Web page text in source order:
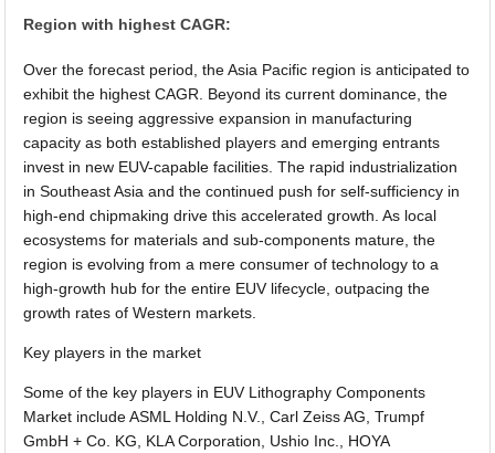
Region with highest CAGR:
Over the forecast period, the Asia Pacific region is anticipated to
exhibit the highest CAGR. Beyond its current dominance, the
region is seeing aggressive expansion in manufacturing
capacity as both established players and emerging entrants
invest in new EUV-capable facilities. The rapid industrialization
in Southeast Asia and the continued push for self-sufficiency in
high-end chipmaking drive this accelerated growth. As local
ecosystems for materials and sub-components mature, the
region is evolving from a mere consumer of technology to a
high-growth hub for the entire EUV lifecycle, outpacing the
growth rates of Western markets.
Key players in the market
Some of the key players in EUV Lithography Components
Market include ASML Holding N.V., Carl Zeiss AG, Trumpf
GmbH + Co. KG, KLA Corporation, Ushio Inc., HOYA